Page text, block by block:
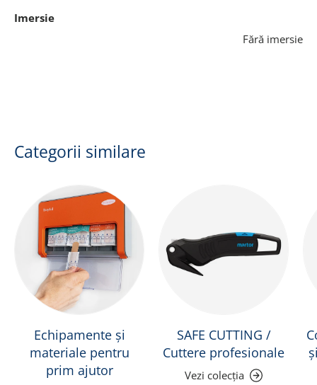
Imersie
Fără imersie
Categorii similare
Echipamente și
materiale pentru
prim ajutor
SAFE CUTTING /
Cuttere profesionale
Vezi colecția